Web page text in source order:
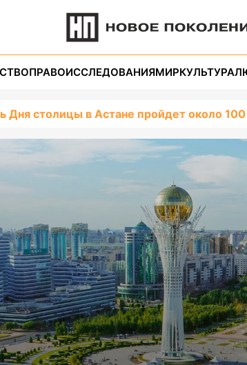
ПРАВОИССЛЕДОВАНИЯМИРКУЛЬТУРА
Дня столицы в Астане пройдет около